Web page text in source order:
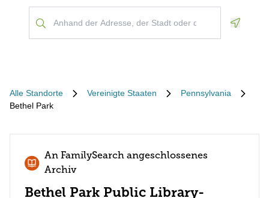
Alle Standorte Vereinigte Staaten
Pennsylvania
Bethel Park
An FamilySearch angeschlossenes
Archiv
Bethel Park Public Library-